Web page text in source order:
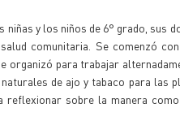
y los niños de 6° grado, sus
comunitaria. Se comenzó
organizó para trabajar
de ajo y tabaco para las
reflexionar sobre la manera